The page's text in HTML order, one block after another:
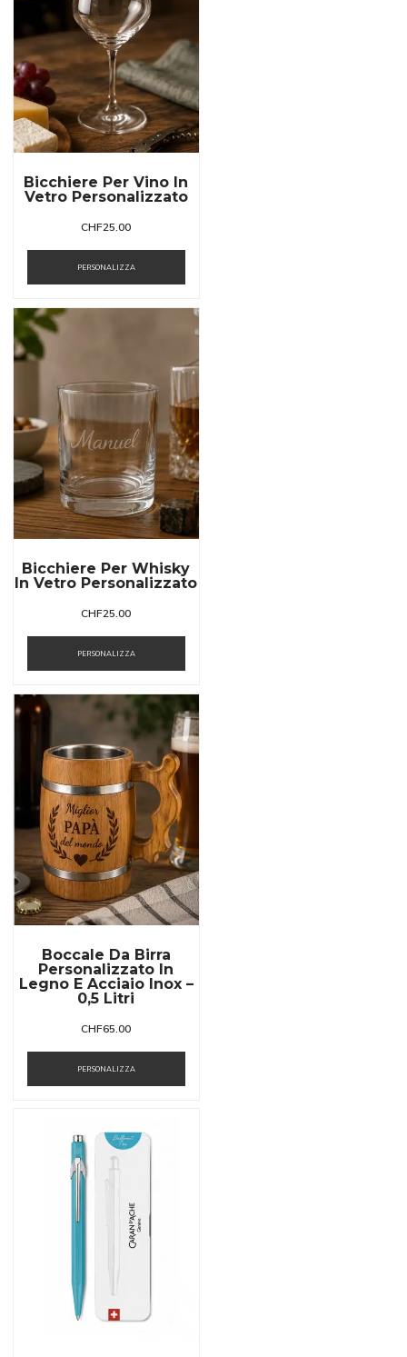
Bicchiere Per Vino In
Vetro Personalizzato
CHF25.00
PERSONALIZZA
Bicchiere Per Whisky
In Vetro Personalizzato
CHF25.00
PERSONALIZZA
Boccale Da Birra
Personalizzato In
Legno E Acciaio Inox –
0,5 Litri
CHF65.00
PERSONALIZZA